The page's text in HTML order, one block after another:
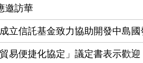
邀訪華
立信託基金致力協助開發中島國
易便捷化協定」議定書表示歡迎